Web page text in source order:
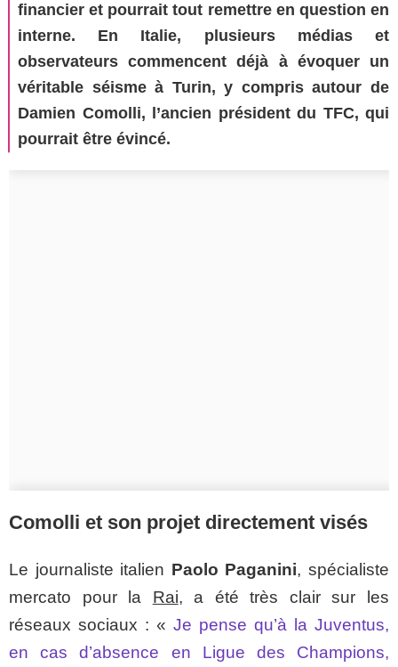
financier et pourrait tout remettre en question en
interne. En Italie, plusieurs médias et
observateurs commencent déjà à évoquer un
véritable séisme à Turin, y compris autour de
Damien Comolli, l’ancien président du TFC, qui
pourrait être évincé.
Comolli et son projet directement visés
Le journaliste italien Paolo Paganini, spécialiste
mercato pour la Rai, a été très clair sur les
réseaux sociaux : « Je pense qu’à la Juventus,
en cas d’absence en Ligue des Champions,